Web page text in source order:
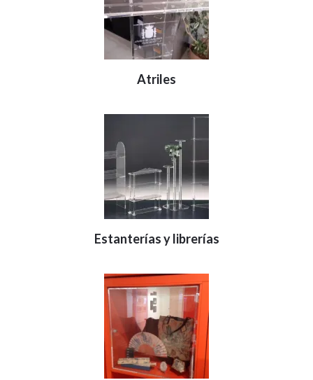
Atriles
Estanterías y librerías